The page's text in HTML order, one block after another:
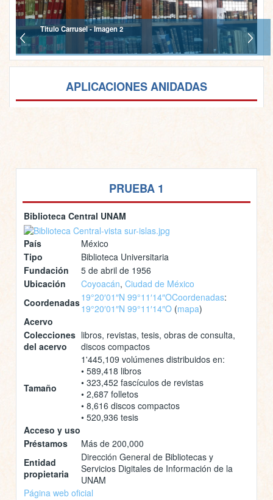
Titulo Carrusel - Imagen 2
APLICACIONES ANIDADAS
PRUEBA 1
Biblioteca Central UNAM
País
México
Tipo
Biblioteca Universitaria
Fundación
5 de abril de 1956
Ubicación
Coyoacán, Ciudad de México
Coordenadas19°20′01″N 99°11′14″OCoordenadas:
19°20′01″N 99°11′14″O (mapa)
Acervo
Colecciones
del acervo
libros, revistas, tesis, obras de consulta,
discos compactos
Tamaño
1'445,109 volúmenes distribuidos en:
• 589,418 libros
• 323,452 fascículos de revistas
• 2,687 folletos
• 8,616 discos compactos
• 520,936 tesis
Acceso y uso
Préstamos
Más de 200,000
Entidad
propietaria
Dirección General de Bibliotecas y
Servicios Digitales de Información de la
UNAM
Página web oficial